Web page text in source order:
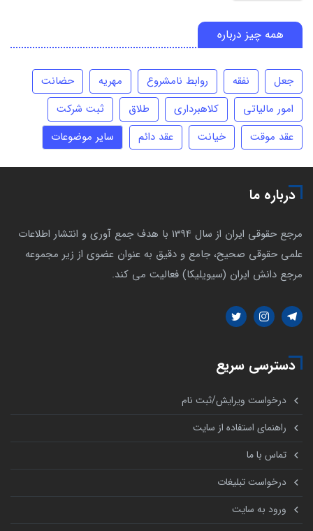
همه چیز درباره
جعل نفقه روابط نامشروع مهریه
حضانت
امور مالیاتی
کلاهبرداری طلاق
ثبت شرکت
عقد موقت
خیانت عقد دائم سایر موضوعات
درباره ما
مرجع حقوقی ایران از سال 1394 با هدف جمع آوری و انتشار اطلاعات
علمی حقوقی صحیح، جامع و دقیق به عنوان عضوی از زیر مجموعه
مرجع دانش ایران (سیویلیکا) فعالیت می کند.
دسترسی سریع
درخواست ویرایش/ثبت نام
راهنمای استفاده از سایت
تماس با ما
درخواست تبلیغات
ورود به سایت